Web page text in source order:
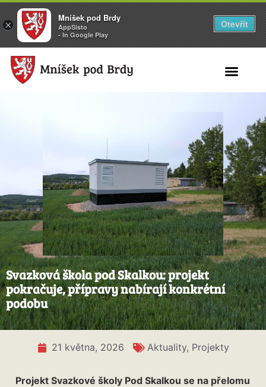
Svazková škola pod Skalkou: projekt
pokračuje, přípravy nabírají konkrétní
podobu
21 května, 2026 Aktuality, Projekty
Projekt Svazkové školy Pod Skalkou se na přelomu
×
Mníšek pod Brdy
AppSisto
- In Google Play
Otevřít